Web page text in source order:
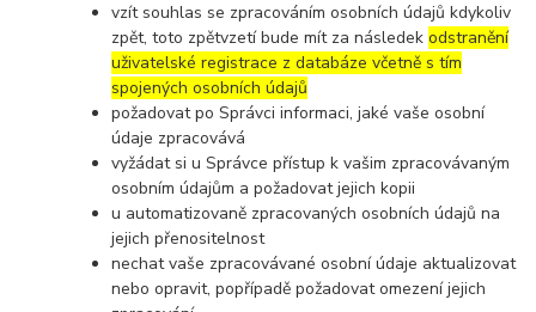
vzít souhlas se zpracováním osobních údajů kdykoliv
zpět, toto zpětvzetí bude mít za následekodstranění
uživatelské registrace z databáze včetně s tím
spojených osobních údajů
požadovat po Správci informaci, jaké vaše osobní
údaje zpracovává
vyžádat si u Správce přístup k vašim zpracovávaným
osobním údajům a požadovat jejich kopii
u automatizovaně zpracovaných osobních údajů na
jejich přenositelnost
nechat vaše zpracovávané osobní údaje aktualizovat
nebo opravit, popřípadě požadovat omezení jejich